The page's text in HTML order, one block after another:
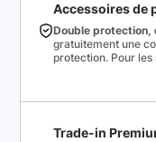
Accessoires de
Double protection,
gratuitement une
protection. Pour
Trade-in